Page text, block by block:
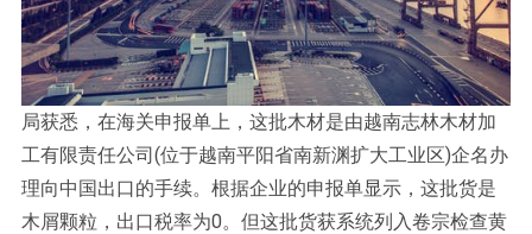
局获悉，在海关申报单上，这批木材是由越南志林木材加
工有限责任公司(位于越南平阳省南新渊扩大工业区)企名办
理向中国出口的手续。根据企业的申报单显示，这批货是
木屑颗粒，出口税率为0。但这批货获系统列入卷宗检查黄